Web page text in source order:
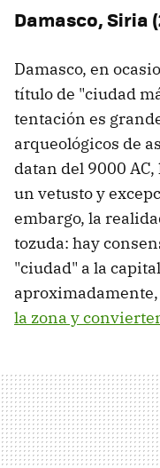
Damasco, Siria
Damasco, en
título de "ciudad
tentación es
arqueológicos de
datan del 9000
un vetusto y
embargo, la
tozuda: hay
"ciudad" a la
aproximadamente,
la zona y